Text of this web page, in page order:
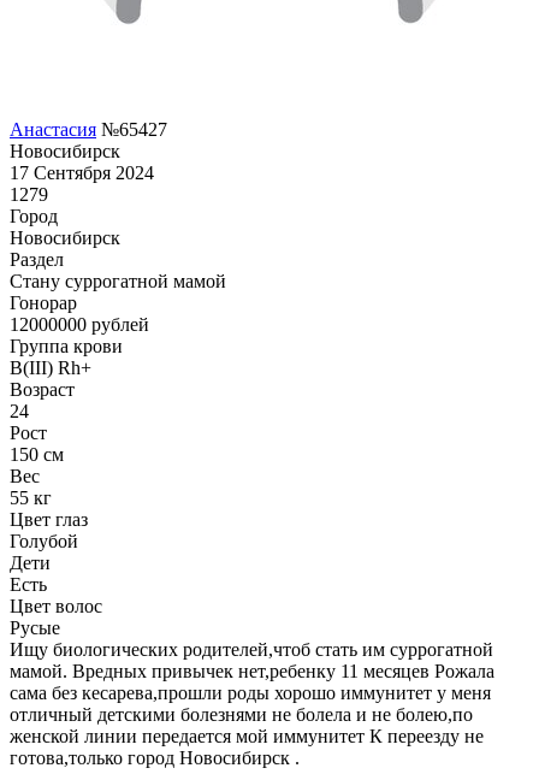
Анастасия №65427
Новосибирск
17 Сентября 2024
1279
Город
Новосибирск
Раздел
Cтану суррогатной мамой
Гонoрар
12000000 рублей
Группа крови
B(III) Rh+
Возраст
24
Рост
150 см
Вес
55 кг
Цвет глаз
Голубой
Дети
Есть
Цвет волос
Русые
Ищу биологических родителей,чтоб стать им суррогатной
мамой. Вредных привычек нет,ребенку 11 месяцев Рожала
сама без кесарева,прошли роды хорошо иммунитет у меня
отличный детскими болезнями не болела и не болею,по
женской линии передается мой иммунитет К переезду не
готова,только город Новосибирск .